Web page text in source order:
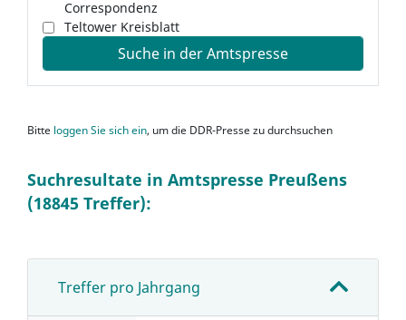
Correspondenz
Teltower Kreisblatt
Suche in der Amtspresse
Bitte loggen Sie sich ein, um die DDR-Presse zu durchsuchen
Suchresultate in Amtspresse Preußens
(18845 Treffer):
Treffer pro Jahrgang